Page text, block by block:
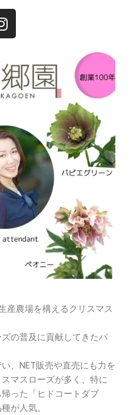
農場を構えるクリスマス
の普及に貢献してきたパ
、NET販売や直売にも力を
マスローズが多く、特に
った「ヒドコートダブ
が人気。